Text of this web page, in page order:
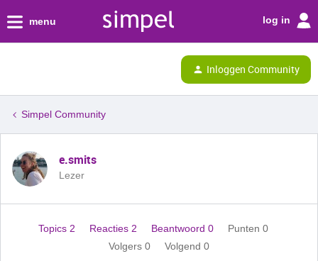
menu log in
Inloggen Community
Simpel Community
e.smits
Lezer
Topics 2 Reacties 2 Beantwoord 0
Punten 0
Volgers 0 Volgend 0